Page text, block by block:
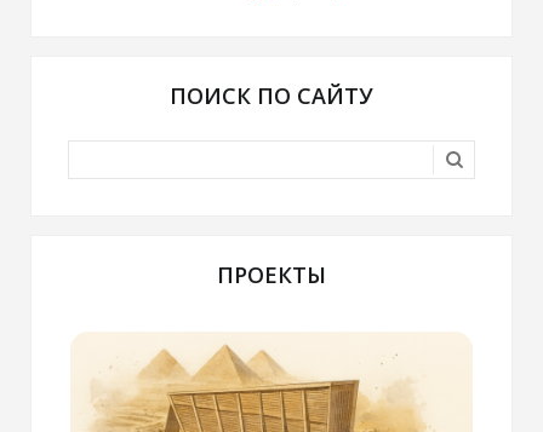
ПОИСК ПО САЙТУ
ПРОЕКТЫ